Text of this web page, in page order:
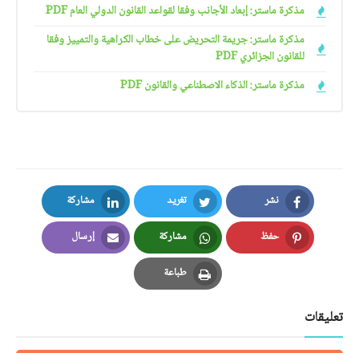
مذكرة ماستر: إبعاد الأجانب وفقا لقواعد القانون الدولي العام PDF
مذكرة ماستر: جريمة التحريض على خطاب الكراهية والتمييز وفقا
للقانون الجزائري PDF
مذكرة ماستر: الذكاء الاصطناعي والقانون PDF
نشر
Facebook
تغريد
Twitter
مشاركة
LinkedIn
حفظ
Pinterest
مشاركة
Whatsapp
إرسال
Email
طباعة
Print
تعليقات